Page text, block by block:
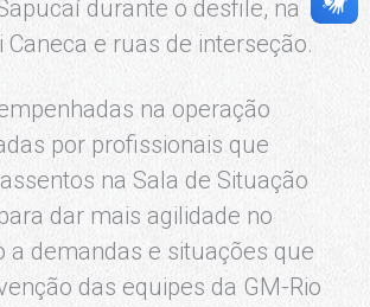
durante o desfile, na
Caneca e ruas de interseção.
na operação
por profissionais que
na Sala de Situação
dar mais agilidade no
a demandas e situações que
das equipes da GM-Rio